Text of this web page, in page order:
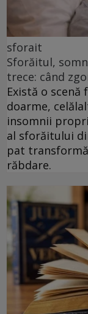
sforait
Sforăitul,
trece: când
Există o
doarme,
insomnii
al sforăitului
pat
răbdare.